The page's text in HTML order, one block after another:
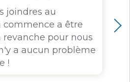
joindres au
commence a être
revanche pour nous
a aucun problème
!